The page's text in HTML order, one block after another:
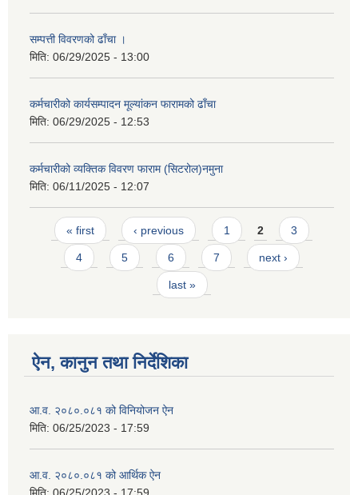
सम्पत्ती विवरणको ढाँचा ।
मिति: 06/29/2025 - 13:00
कर्मचारीको कार्यसम्पादन मूल्यांकन फारामको ढाँचा
मिति: 06/29/2025 - 12:53
कर्मचारीको व्यक्तिक विवरण फाराम (सिटरोल)नमुना
मिति: 06/11/2025 - 12:07
Pages
« first ‹ previous 1 2 3
4 5 6 7 next ›
last »
ऐन, कानुन तथा निर्देशिका
आ.व. २०८०.०८१ को विनियोजन ऐन
मिति: 06/25/2023 - 17:59
आ.व. २०८०.०८१ को आर्थिक ऐन